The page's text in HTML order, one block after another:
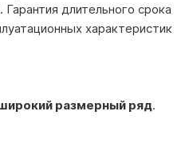
длительного срока
характеристик
размерный ряд.